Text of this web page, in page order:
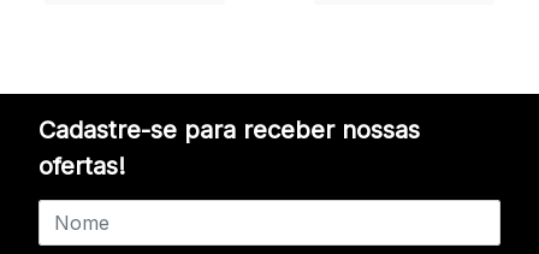
Cadastre-se para receber nossas
ofertas!